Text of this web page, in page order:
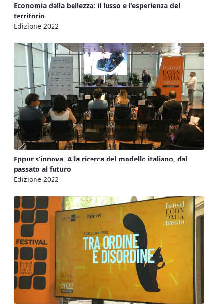
Economia della bellezza: il lusso e l'esperienza del
territorio
Edizione 2022
Eppur s’innova. Alla ricerca del modello italiano, dal
passato al futuro
Edizione 2022